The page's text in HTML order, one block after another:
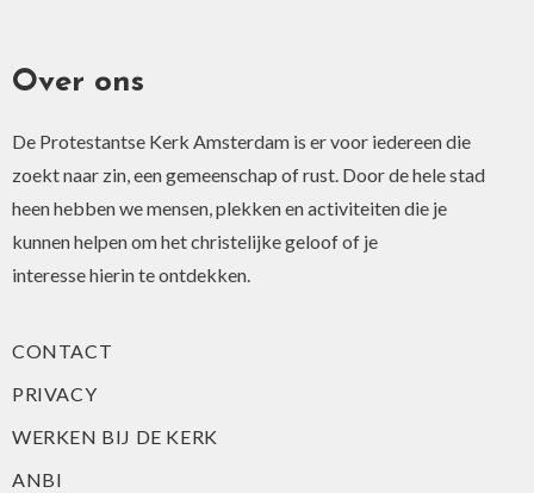
Over ons
De Protestantse Kerk Amsterdam is er voor iedereen die
zoekt naar zin, een gemeenschap of rust. Door de hele stad
heen hebben we mensen, plekken en activiteiten die je
kunnen helpen om het christelijke geloof of je
interesse hierin te ontdekken.
CONTACT
PRIVACY
WERKEN BIJ DE KERK
ANBI